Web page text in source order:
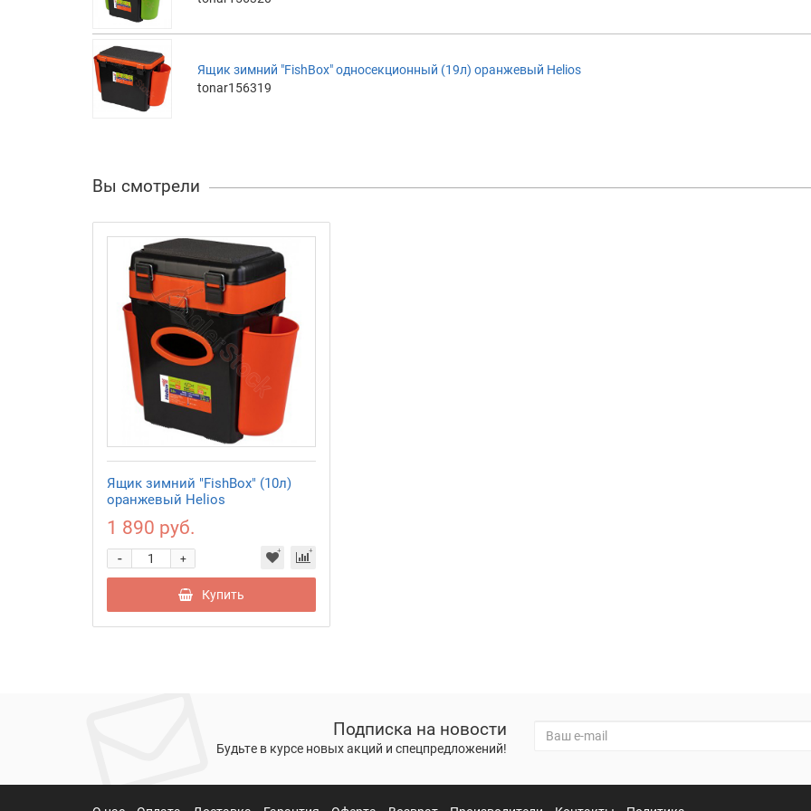
Ящик зимний "FishBox" односекционный (19л) оранжевый Helios
tonar156319
Вы смотрели
Ящик зимний "FishBox" (10л)
оранжевый Helios
1 890 руб.
+
-
Купить
Подписка на новости
Будьте в курсе новых акций и спецпредложений!